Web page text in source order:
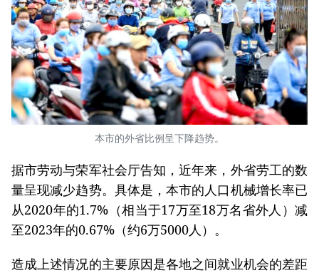
本市的外省比例呈下降趋势。
据市劳动与荣军社会厅告知，近年来，外省劳工的数
量呈现减少趋势。具体是，本市的人口机械增长率已
从2020年的1.7%（相当于17万至18万名省外人）减
至2023年的0.67%（约6万5000人）。
造成上述情况的主要原因是各地之间就业机会的差距